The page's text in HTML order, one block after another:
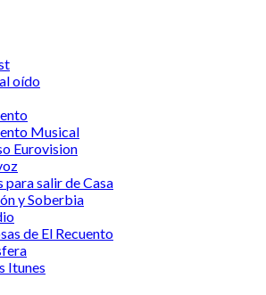
oído
Musical
Eurovision
para salir de Casa
y Soberbia
de El Recuento
Itunes